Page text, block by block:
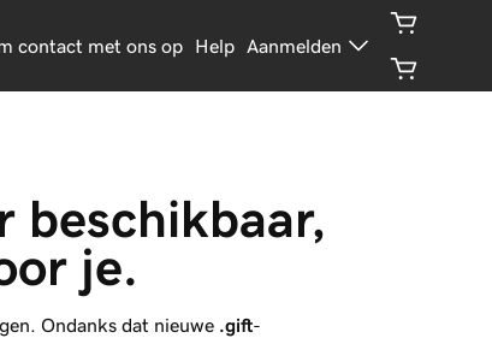
contact met ons op Help Aanmelden
beschikbaar,
je.
Ondanks dat nieuwe .gift-